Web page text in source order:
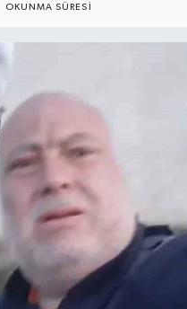
OKUNMA SÜRESI